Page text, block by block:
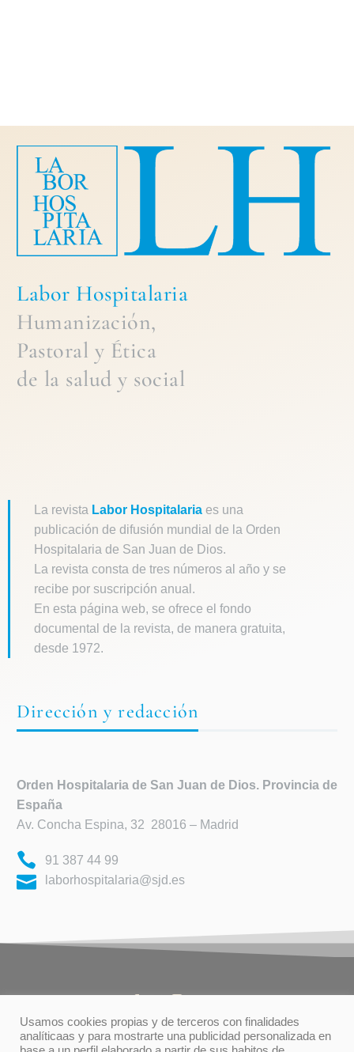
Labor Hospitalaria
Humanización,
Pastoral y Ética
de la salud y social
La revista Labor Hospitalaria es una
publicación de difusión mundial de la Orden
Hospitalaria de San Juan de Dios.
La revista consta de tres números al año y se
recibe por suscripción anual.
En esta página web, se ofrece el fondo
documental de la revista, de manera gratuita,
desde 1972.
Dirección y redacción
Orden Hospitalaria de San Juan de Dios. Provincia de
España
Av. Concha Espina, 32 28016 – Madrid
91 387 44 99
laborhospitalaria@sjd.es
Usamos cookies propias y de terceros con finalidades
analíticaas y para mostrarte una publicidad personalizada en